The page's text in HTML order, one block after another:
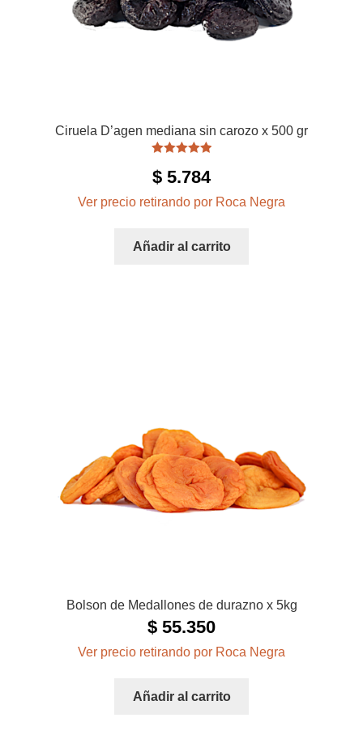
Ciruela D’agen mediana sin carozo x 500 gr
5.00de 5
$ 5.784
Ver precio retirando por Roca Negra
Añadir al carrito
Bolson de Medallones de durazno x 5kg
$ 55.350
Ver precio retirando por Roca Negra
Añadir al carrito